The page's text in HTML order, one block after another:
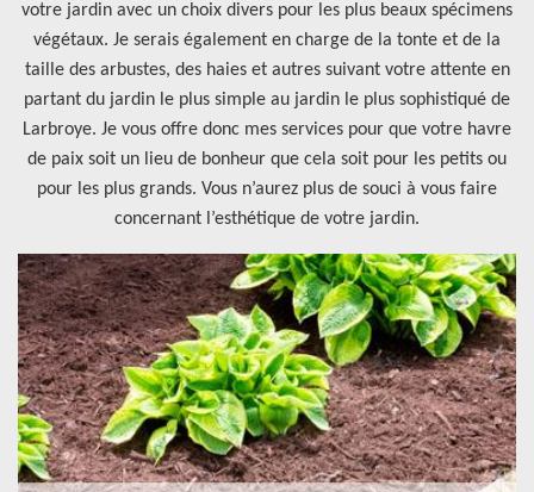
votre jardin avec un choix divers pour les plus beaux spécimens
végétaux. Je serais également en charge de la tonte et de la
taille des arbustes, des haies et autres suivant votre attente en
partant du jardin le plus simple au jardin le plus sophistiqué de
Larbroye. Je vous offre donc mes services pour que votre havre
de paix soit un lieu de bonheur que cela soit pour les petits ou
pour les plus grands. Vous n’aurez plus de souci à vous faire
concernant l’esthétique de votre jardin.